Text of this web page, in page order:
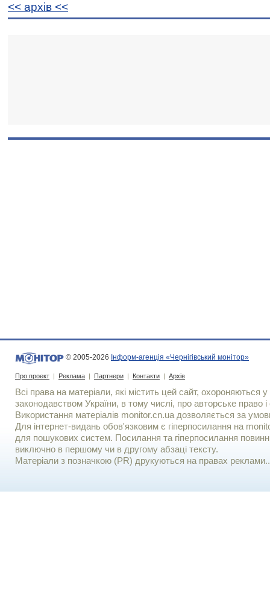
<< архiв <<
© 2005-2026 Інформ-агенція «Чернігівський монітор»
Про проект | Реклама | Партнери | Контакти | Архів
Всі права на матеріали, які містить цей сайт, охороняються у
законодавством України, в тому числі, про авторське право і
Використання матерiалiв monitor.cn.ua дозволяється за
Для iнтернет-видань обов'язковим є гiперпосилання на
для пошукових систем. Посилання та гіперпосилання
виключно в першому чи в другому абзаці тексту.
Матеріали з позначкою (PR) друкуються на правах реклами..